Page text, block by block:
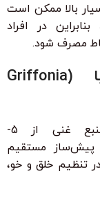
بالا ممکن است
در افراد
مصرف شود.
5. گریفونیا سیمپلیسیفولیا (Griffonia
بذر گیاه گریفونیا سیمپلیسیفولیا منبع غنی از 5-
مستقیم
تنظیم خلق و خو،